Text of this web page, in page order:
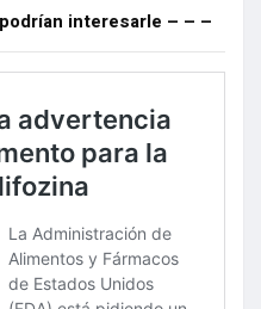
interesarle – – –